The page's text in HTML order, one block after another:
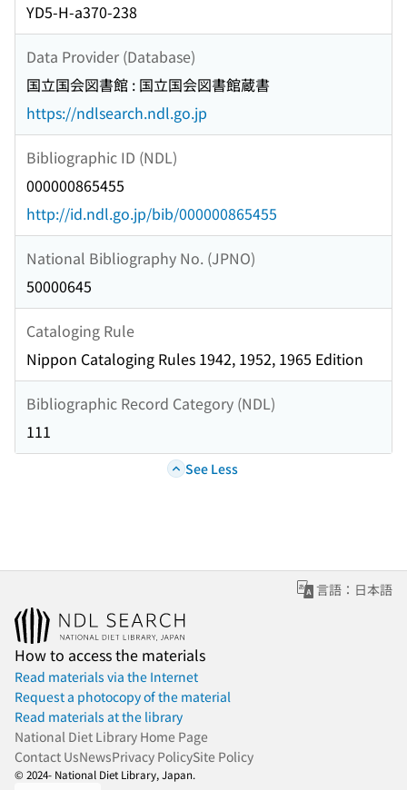
YD5-H-a370-238
Data Provider (Database)
国立国会図書館 : 国立国会図書館蔵書
https://ndlsearch.ndl.go.jp
Bibliographic ID (NDL)
000000865455
http://id.ndl.go.jp/bib/000000865455
National Bibliography No. (JPNO)
50000645
Cataloging Rule
Nippon Cataloging Rules 1942, 1952, 1965 Edition
Bibliographic Record Category (NDL)
111
See Less
言語：日本語
How to access the materials
Read materials via the Internet
Request a photocopy of the material
Read materials at the library
National Diet Library Home Page
Contact UsNewsPrivacy PolicySite Policy
© 2024- National Diet Library, Japan.